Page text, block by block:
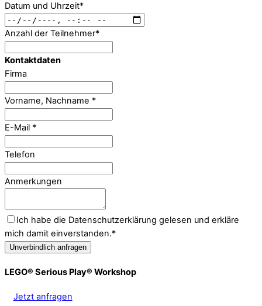
Datum und Uhrzeit*
Anzahl der Teilnehmer*
Kontaktdaten
Firma
Vorname, Nachname *
E-Mail *
Telefon
Anmerkungen
Ich habe die Datenschutzerklärung gelesen und erkläre
mich damit einverstanden.*
Unverbindlich anfragen
LEGO® Serious Play® Workshop
Jetzt anfragen